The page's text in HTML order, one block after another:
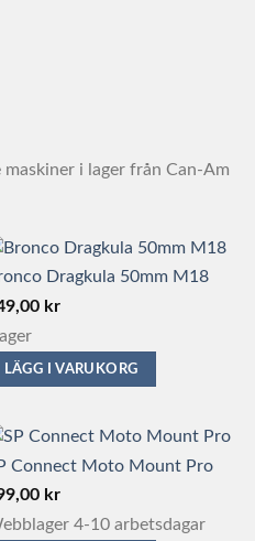
i lager från Can-Am
Dragkula 50mm M18
kr
LÄGG I VARUKORG
Connect Moto Mount Pro
kr
4-10 arbetsdagar